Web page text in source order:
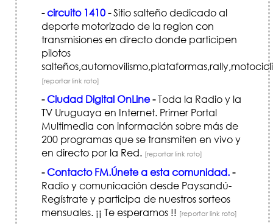
-circuito 1410-Sitio salteño dedicado al
deporte motorizado de la region con
transmisiones en directo donde participen
pilotos
[reportar link roto]
-Ciudad Digital OnLine-Toda la Radio y la
TV Uruguaya en Internet. Primer Portal
Multimedia con información sobre más de
200 programas que se transmiten en vivo y
en directo por la Red. [reportar link roto]
-Contacto FM.Únete a esta comunidad.-
Radio y comunicación desde Paysandú-
Regístrate y participa de nuestros sorteos
mensuales. ¡¡ Te esperamos !! [reportar link roto]